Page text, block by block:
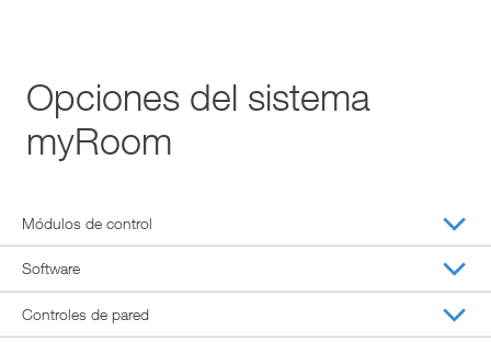
Opciones del sistema
myRoom
Módulos de control
Software
Controles de pared